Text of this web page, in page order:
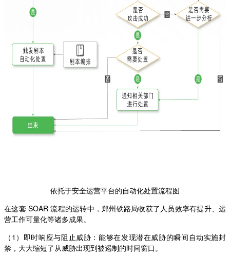
依托于安全运营平台的自动化处置流程图
在这套 SOAR 流程的运转中，郑州铁路局收获了人员效率有提升、运
营工作可量化等诸多成果。
（1）即时响应与阻止威胁：能够在发现潜在威胁的瞬间自动实施封
禁，大大缩短了从威胁出现到被遏制的时间窗口。